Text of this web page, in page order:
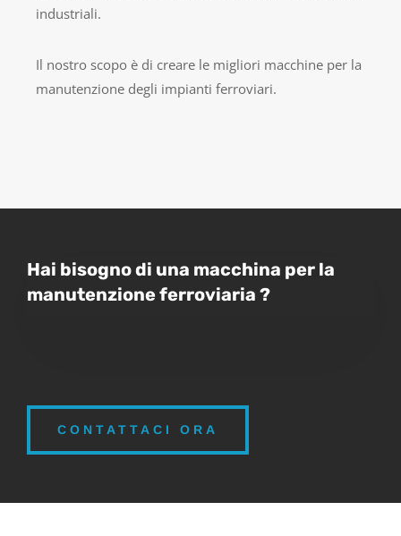
industriali.
Il nostro scopo è di creare le migliori macchine per la
manutenzione degli impianti ferroviari.
Hai bisogno di una macchina per la
manutenzione ferroviaria ?
CONTATTACI ORA